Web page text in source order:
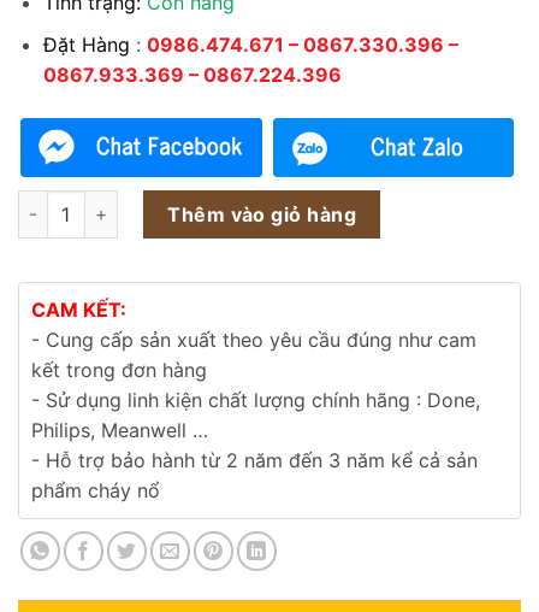
Đặt Hàng : 0986.474.671 – 0867.330.396 –
0867.933.369 – 0867.224.396
Đèn LED nhà xưởng highbay COB 150w số lượng
Thêm vào giỏ hàng
CAM KẾT:
- Cung cấp sản xuất theo yêu cầu đúng như cam
kết trong đơn hàng
- Sử dụng linh kiện chất lượng chính hãng : Done,
Philips, Meanwell …
- Hỗ trợ bảo hành từ 2 năm đến 3 năm kể cả sản
phẩm cháy nổ